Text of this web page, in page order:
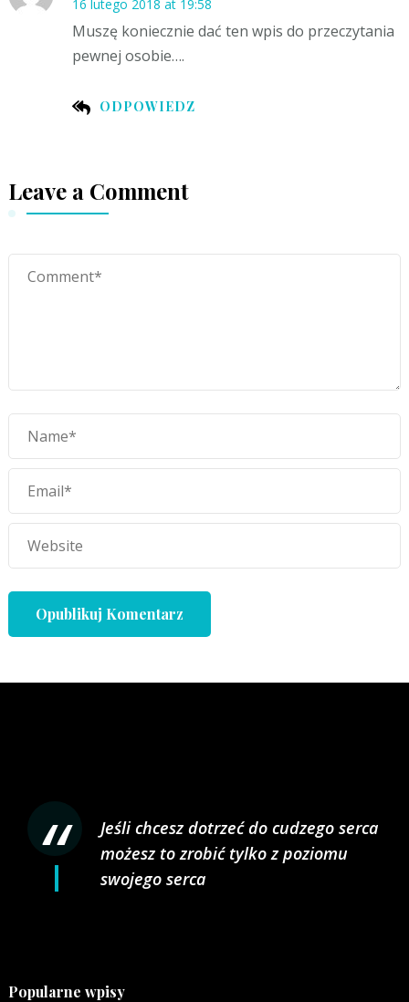
16 lutego 2018 at 19:58
ODPOWIEDZ
Muszę koniecznie dać ten wpis do przeczytania
pewnej osobie….
Leave a Comment
Jeśli chcesz dotrzeć do cudzego serca
możesz to zrobić tylko z poziomu
swojego serca
Popularne wpisy